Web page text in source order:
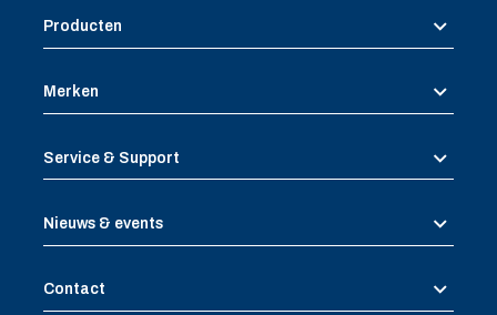
Producten
Merken
Service & Support
Nieuws & events
Contact